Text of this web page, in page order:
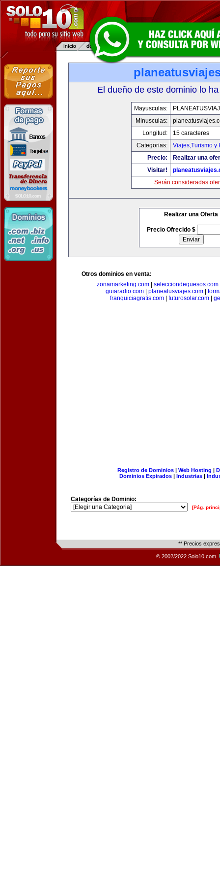
El dueño de este dominio lo
Mayusculas:
Minusculas:
Longitud:
15 caracteres
Categorias:
Viajes,Turismo y
Precio:
Realizar una
Visitar!
Serán consideradas
Realizar una Oferta
Precio Ofrecido $
Otros dominios en venta:
zonamarketing.com| selecciondequesos.com
guiaradio.com
planeatusviajes.com
franquiciagratis.com
futurosolar.com
Registro de Dominios| Web Hosting |
Dominios Expirados | Industrias |
Categorías de Dominio:
[Pág.
** Precios
© 2002/2022 Solo10.com